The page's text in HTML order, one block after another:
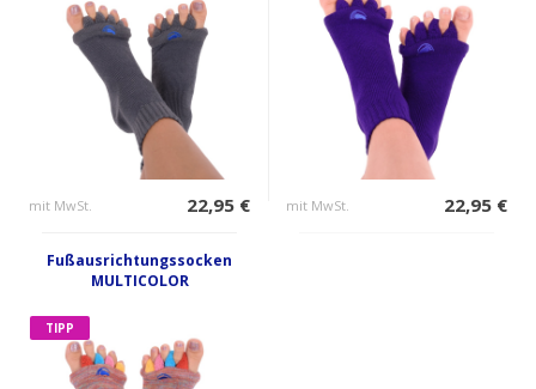
mit MwSt. 22,95 € mit MwSt. 22,95 €
Fußausrichtungssocken
MULTICOLOR
TIPP